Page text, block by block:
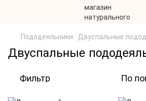
Пододеяльники Двуспальные
Двуспальные
Фильтр По